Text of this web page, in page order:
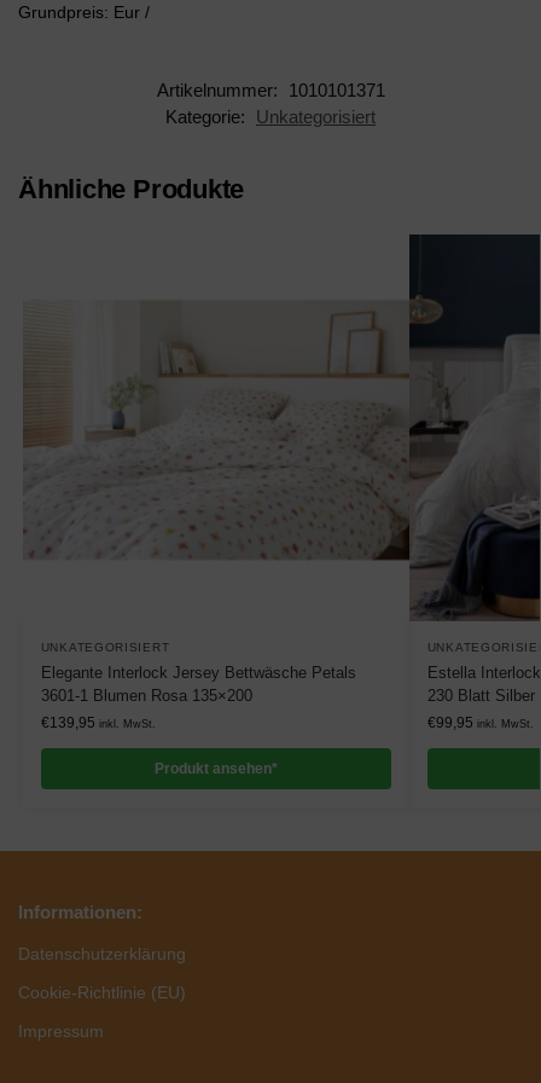
Grundpreis: Eur /
Artikelnummer:
1010101371
Kategorie:
Unkategorisiert
Ähnliche Produkte
UNKATEGORISIERT
Elegante Interlock Jersey Bettwäsche Petals
3601-1 Blumen Rosa 135×200
€139,95 inkl. MwSt.
Produkt ansehen*
Estella
230 Blatt Silber
€99,95 inkl. MwSt.
Informationen:
Datenschutzerklärung
Cookie-Richtlinie (EU)
Impressum